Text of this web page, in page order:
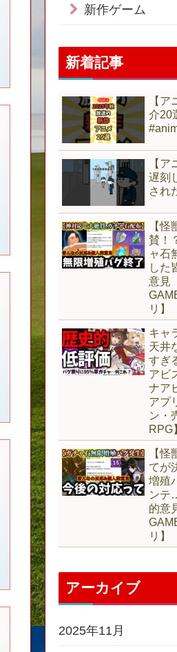
新作ゲーム
新着記事
【
介20
【
遅刻
され
【
賛！
ャ石
した
意見
リ】
キャ
天井
すぎ
アビ
ナア
アプ
ン・
RPG
【
てが
増殖
ンテ
的意
リ】
アーカイブ
2025年11月